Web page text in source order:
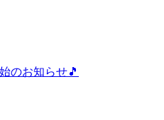
のお知らせ🎵